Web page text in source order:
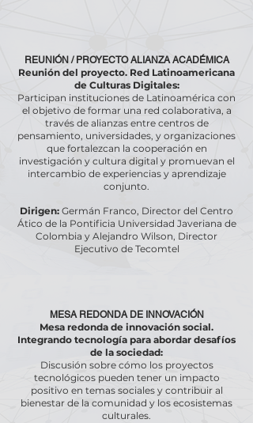
REUNIÓN / PROYECTO ALIANZA ACADÉMICA
Reunión del proyecto. Red Latinoamericana
de Culturas Digitales:
Participan instituciones de Latinoamérica con
el objetivo de formar una red colaborativa, a
través de alianzas entre centros de
pensamiento, universidades, y organizaciones
que fortalezcan la cooperación en
investigación y cultura digital y promuevan el
intercambio de experiencias y aprendizaje
conjunto.
Dirigen: Germán Franco, Director del Centro
Ático de la Pontificia Universidad Javeriana de
Colombia y Alejandro Wilson, Director
Ejecutivo de Tecomtel
MESA REDONDA DE INNOVACIÓN
Mesa redonda de innovación social.
Integrando tecnología para abordar desafíos
de la sociedad:
Discusión sobre cómo los proyectos
tecnológicos pueden tener un impacto
positivo en temas sociales y contribuir al
bienestar de la comunidad y los ecosistemas
culturales.